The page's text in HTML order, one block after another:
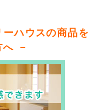
ハウスの商品を
－